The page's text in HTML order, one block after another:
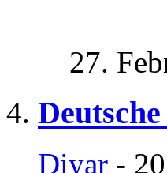
27.
Diyar -